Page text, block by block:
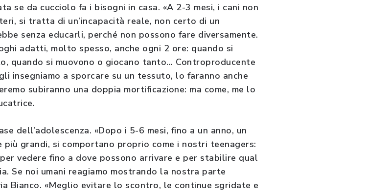
se da cucciolo fa i bisogni in casa. «A 2-3 mesi, i cani non
si tratta di un’incapacità reale, non certo di un
senza educarli, perché non possono fare diversamente.
adatti, molto spesso, anche ogni 2 ore: quando si
quando si muovono o giocano tanto... Controproducente
insegniamo a sporcare su un tessuto, lo faranno anche
subiranno una doppia mortificazione: ma come, me lo
dell’adolescenza. «Dopo i 5-6 mesi, fino a un anno, un
grandi, si comportano proprio come i nostri teenagers:
vedere fino a dove possono arrivare e per stabilire qual
Se noi umani reagiamo mostrando la nostra parte
Bianco. «Meglio evitare lo scontro, le continue sgridate e